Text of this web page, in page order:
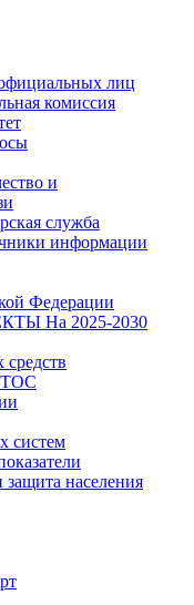
лиц
комиссия
и
служба
информации
Федерации
На 2025-2030
ТОС
систем
защита населения